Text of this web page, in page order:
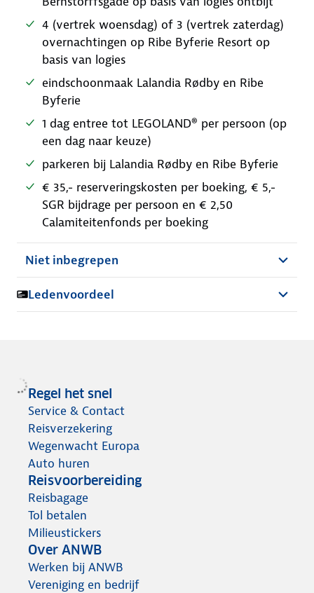
4 (vertrek woensdag) of 3 (vertrek zaterdag)
overnachtingen op Ribe Byferie Resort op
basis van logies
eindschoonmaak Lalandia Rødby en Ribe
Byferie
1 dag entree tot LEGOLAND® per persoon (op
een dag naar keuze)
parkeren bij Lalandia Rødby en Ribe Byferie
€ 35,- reserveringskosten per boeking, € 5,-
SGR bijdrage per persoon en € 2,50
Calamiteitenfonds per boeking
Niet inbegrepen
Ledenvoordeel
Regel het snel
Service & Contact
Reisverzekering
Wegenwacht Europa
Auto huren
Reisvoorbereiding
Reisbagage
Tol betalen
Milieustickers
Over ANWB
Werken bij ANWB
Vereniging en bedrijf